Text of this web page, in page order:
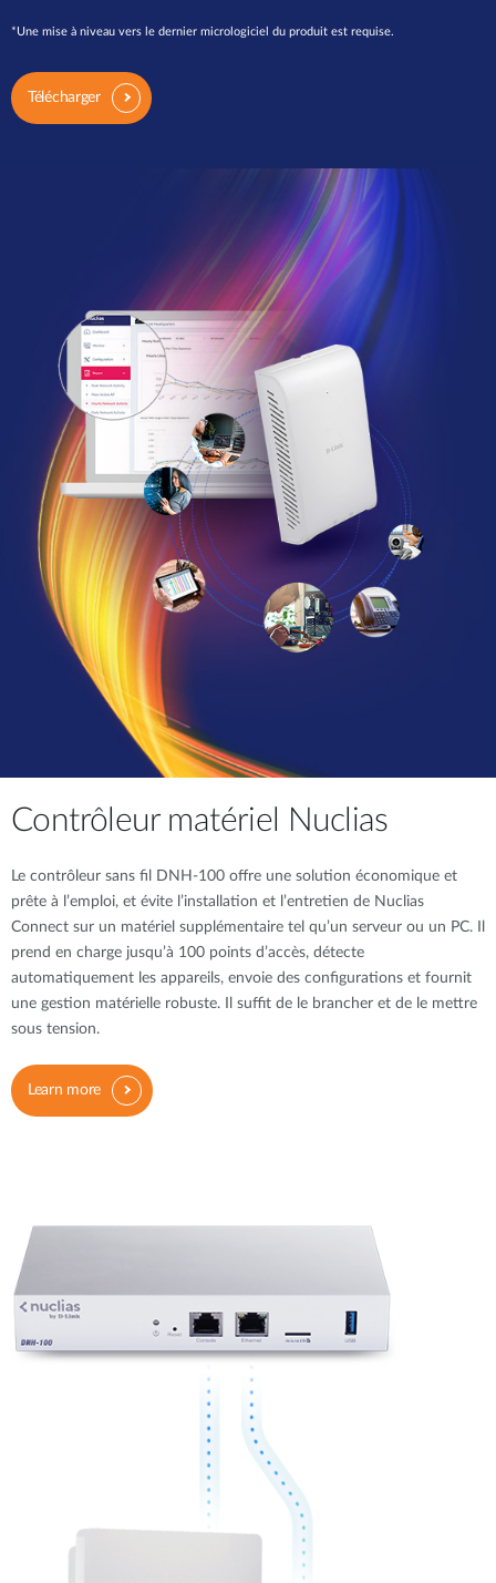
*Une mise à niveau vers le dernier micrologiciel du produit est requise.
Télécharger
Contrôleur matériel Nuclias
Le contrôleur sans fil DNH-100 offre une solution économique et
prête à l’emploi, et évite l’installation et l’entretien de Nuclias
Connect sur un matériel supplémentaire tel qu’un serveur ou un PC. Il
prend en charge jusqu’à 100 points d’accès, détecte
automatiquement les appareils, envoie des configurations et fournit
une gestion matérielle robuste. Il suffit de le brancher et de le mettre
sous tension.
Learn more